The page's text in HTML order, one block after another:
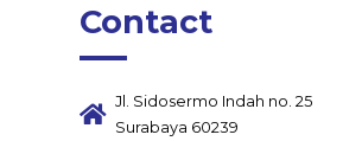
Contact
Jl. Sidosermo Indah no. 25
Surabaya 60239